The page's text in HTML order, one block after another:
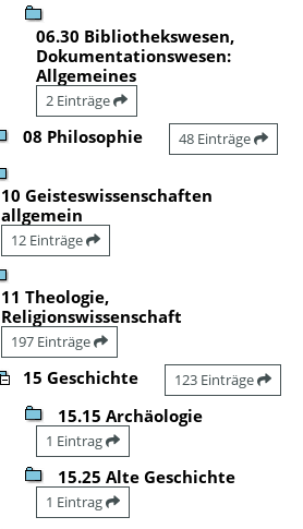
06.30 Bibliothekswesen,
Dokumentationswesen:
Allgemeines
2 Einträge
08 Philosophie 48 Einträge
10 Geisteswissenschaften
allgemein
12 Einträge
11 Theologie,
Religionswissenschaft
197 Einträge
15 Geschichte 123 Einträge
15.15 Archäologie
1 Eintrag
15.25 Alte Geschichte
1 Eintrag